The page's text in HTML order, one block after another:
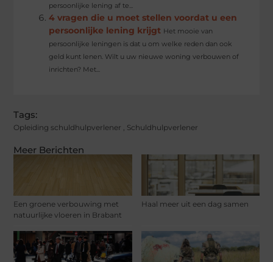
Meer Berichten
Een groene verbouwing met
natuurlijke vloeren in Brabant
Haal meer uit een dag samen
persoonlijke lening af te...
4 vragen die u moet stellen voordat u een
persoonlijke lening krijgt Het mooie van
persoonlijke leningen is dat u om welke reden dan ook
geld kunt lenen. Wilt u uw nieuwe woning verbouwen of
inrichten? Met...
Tags:
Opleiding schuldhulpverlener Schuldhulpverlener